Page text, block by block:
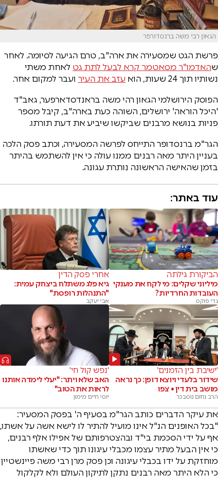
הגאון רבי משה ברנסדורפר
פרשת הגט שמסעירה את ארה"ב, טרם הגיעה לסיומה. לאחר
שהאדמו"ר מסאטמר קרא לבעל לתת גט לאחת משתי
נשותיו תוך 24 שעות, הוא
עזב את העיר ועבר למקום אחר.
הפוסק הירושלמי הגאון רהי משה בראנדסדארפער, גאב"ד
'היכל הוראה' ירושלים, השוהה כעת בארה"ב, קיבל מספר
פניות בנושא מרבנים שביקשו שיביע את דעת תורתו.
הגר"מ ברנסדופר התייחס לפרשה המסעירה, וכתב פסק הלכה
בעניין היתר מאה רבנים ממנו עולה כי אין להשתמש בהיתר
בזמן שהאישה הראשונה נותרת עגונה.
עוד באתר:
הביקורת גילתה
מיליוני שקלים: מי לקח את מענקי
העובדות החרדיות?
גדי פוקס
אחרי פסק הדין
גיא פלג משתלח ביצחק עמית:
"התנהלות רופסת"
אבי יעקב
'ישיבת בין הזמנים'
שידור בלעדי ויוצא דופן: כך נראה
מושב בית דין • צפו
הרב נחום נוסבכר
'נפש קול חי'
האב שלא ויתר: "יעלי לימדה אותנו
לראות את הטוב"
יוסי חיים מימון
את עיקר הדברים כותב הגר"מ בסעיף ה' בפסק המסעיר:
"בכל האופנים הנ"ל אינו מועיל להתיר לו לישא אשה על אשתו,
אף על ידי הסכמת בי"ד ובהצטרפותם של אפילו אלף רבנים,
כי אין הבעל מתיר עצמו מכבלי עיגונו תוך כדי שאשתו
מוחזקת על ידו בכבלי עיגונה וכן פסק מרן רבי משה פיינשטיין
כי הלא היתר מאה רבנים נתקן לתיקון העולם ולא לקלקול